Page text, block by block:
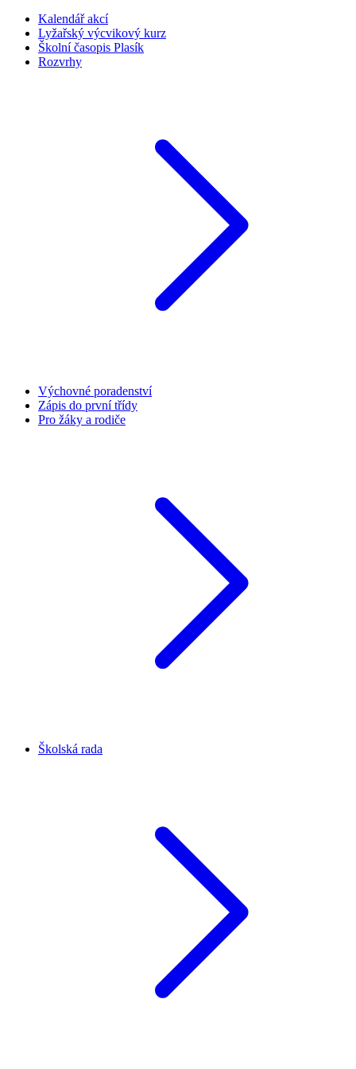
Kalendář akcí
Lyžařský výcvikový kurz
Školní časopis Plasík
Rozvrhy
Výchovné poradenství
Zápis do první třídy
Pro žáky a rodiče
Školská rada